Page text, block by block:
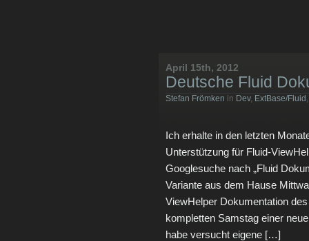
April 15th, 2012
Deutsche Fluid
Stefan Frömken in Dev, ExtBase/Fluid
Ich erhalte in den letzten
Unterstützung für Fluid-
Googlesuche nach „Fluid
Variante aus dem Hause
ViewHelper Dokumentation
kompletten Samstag einer
habe versucht eigene […]